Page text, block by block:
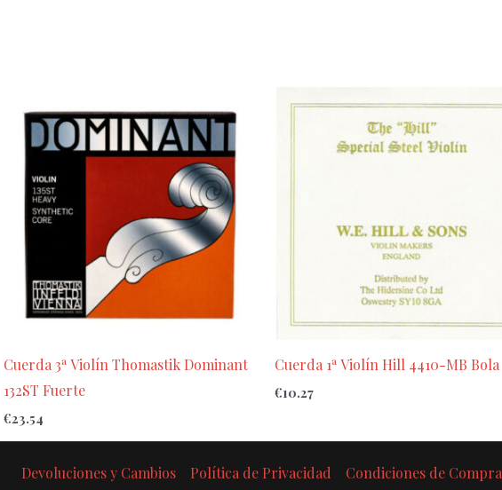
Cuerda 3ª Violín Thomastik Dominant
132ST Fuerte
€23.54
Cuerda 1ª Violín Hill 4410-MB Bola
€10.27
Devoluciones y Cambios Política de Privacidad Condiciones de Compra